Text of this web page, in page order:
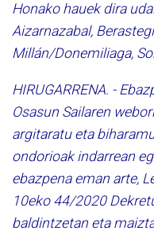
Honako hauek dira
Aizarnazabal,
Millán/Donemiliaga,
HIRUGARRENA. -
Osasun Sailaren
argitaratu eta
ondorioak indarrean
ebazpena eman arte,
10eko 44/2020
baldintzetan eta